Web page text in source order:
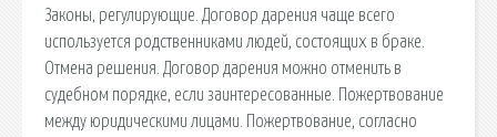
Законы, регулирующие. Договор дарения чаще всего
используется родственниками людей, состоящих в браке.
Отмена решения. Договор дарения можно отменить в
судебном порядке, если заинтересованные. Пожертвование
между юридическими лицами. Пожертвование, согласно